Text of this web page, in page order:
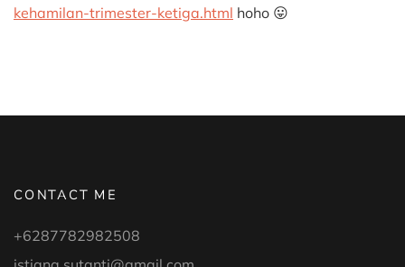
kehamilan-trimester-ketiga.html hoho 😛
CONTACT ME
+6287782982508